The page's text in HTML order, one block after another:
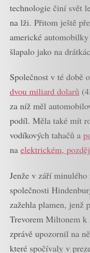
technologie činí svět
na lži. Přitom ještě
americké
šlapalo jako na
Společnost v té době
dvou miliard dolarů
za níž měl
podíl. Měla také mít
vodíkových tahačů a
na elektrickém,
Jenže v září
společnosti
zažehla plamen, jenž
Trevorem Miltonem k
zprávě upozornil na
které spočívaly v